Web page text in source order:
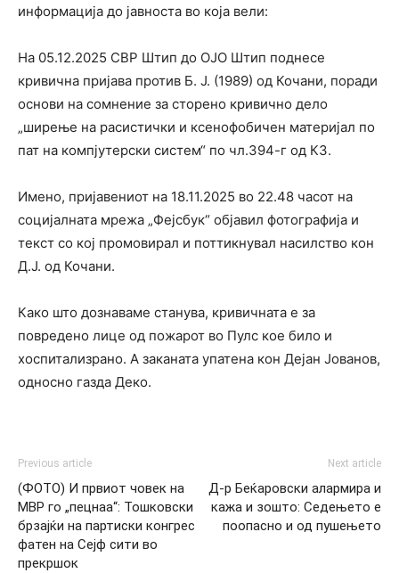
информација до јавноста во која вели:
На 05.12.2025 СВР Штип до ОЈО Штип поднесе
кривична пријава против Б. Ј. (1989) од Кочани, поради
основи на сомнение за сторено кривично дело
„ширење на расистички и ксенофобичен материјал по
пат на компјутерски систем“ по чл.394-г од КЗ.
Имено, пријавениот на 18.11.2025 во 22.48 часот на
социјалната мрежа „Фејсбук“ објавил фотографија и
текст со кој промовирал и поттикнувал насилство кон
Д.Ј. од Кочани.
Како што дознаваме станува, кривичната е за
повредено лице од пожарот во Пулс кое било и
хоспитализрано. А заканата упатена кон Дејан Јованов,
односно газда Деко.
Previous article
(ФОТО) И првиот човек на
МВР го „пецнаа“: Тошковски
брзајќи на партиски конгрес
фатен на Сејф сити во
прекршок
Next article
Д-р Беќаровски алармира и
кажа и зошто: Седењето е
поопасно и од пушењето